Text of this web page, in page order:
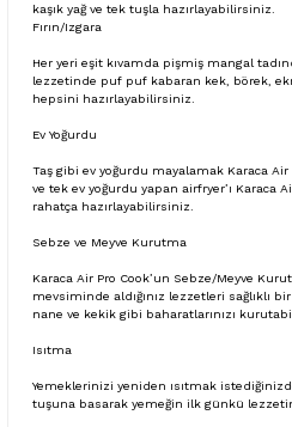
kaşık yağ ve tek tuşla hazırlayabilirsiniz.
Fırın/Izgara
Her yeri eşit kıvamda pişmiş mangal
lezzetinde puf puf kabaran kek, börek,
hepsini hazırlayabilirsiniz.
Ev Yoğurdu
Taş gibi ev yoğurdu mayalamak Karaca Air
ve tek ev yoğurdu yapan airfryer’ı Karaca
rahatça hazırlayabilirsiniz.
Sebze ve Meyve Kurutma
Karaca Air Pro Cook’un Sebze/Meyve
mevsiminde aldığınız lezzetleri sağlıklı
nane ve kekik gibi baharatlarınızı
Isıtma
Yemeklerinizi yeniden ısıtmak
tuşuna basarak yemeğin ilk günkü